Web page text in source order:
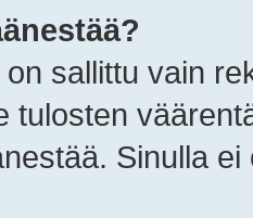
sallittu vain
tulosten
Sinulla